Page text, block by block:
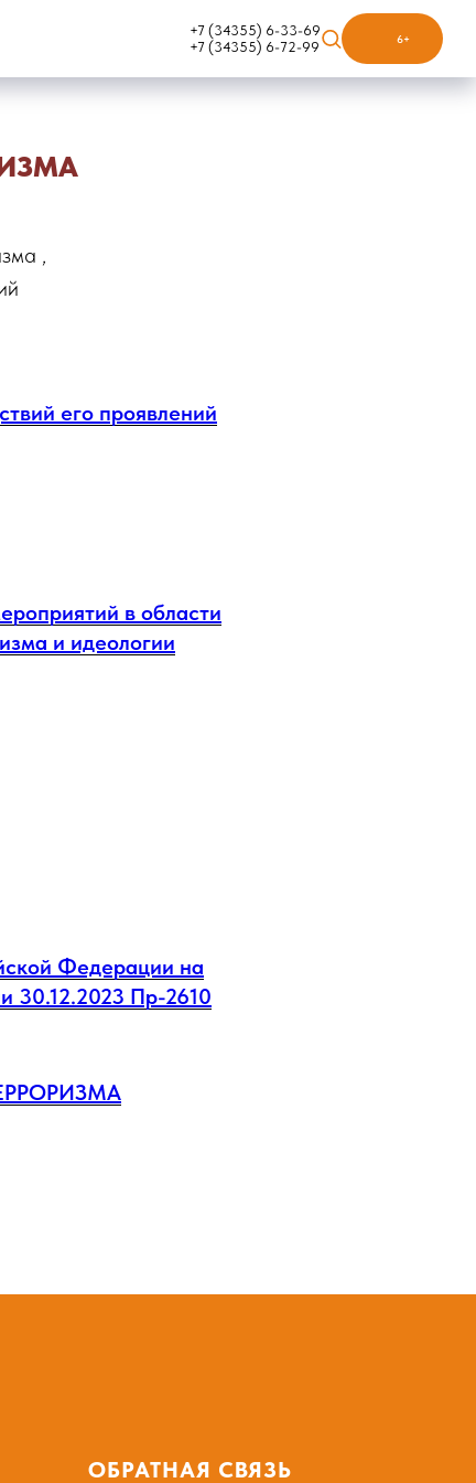
+7 (34355) 6-33-69
+7 (34355) 6-72-99
6+
,
его проявлений
в области
и идеологии
Федерации на
30.12.2023 Пр-2610
ОБРАТНАЯ СВЯЗЬ